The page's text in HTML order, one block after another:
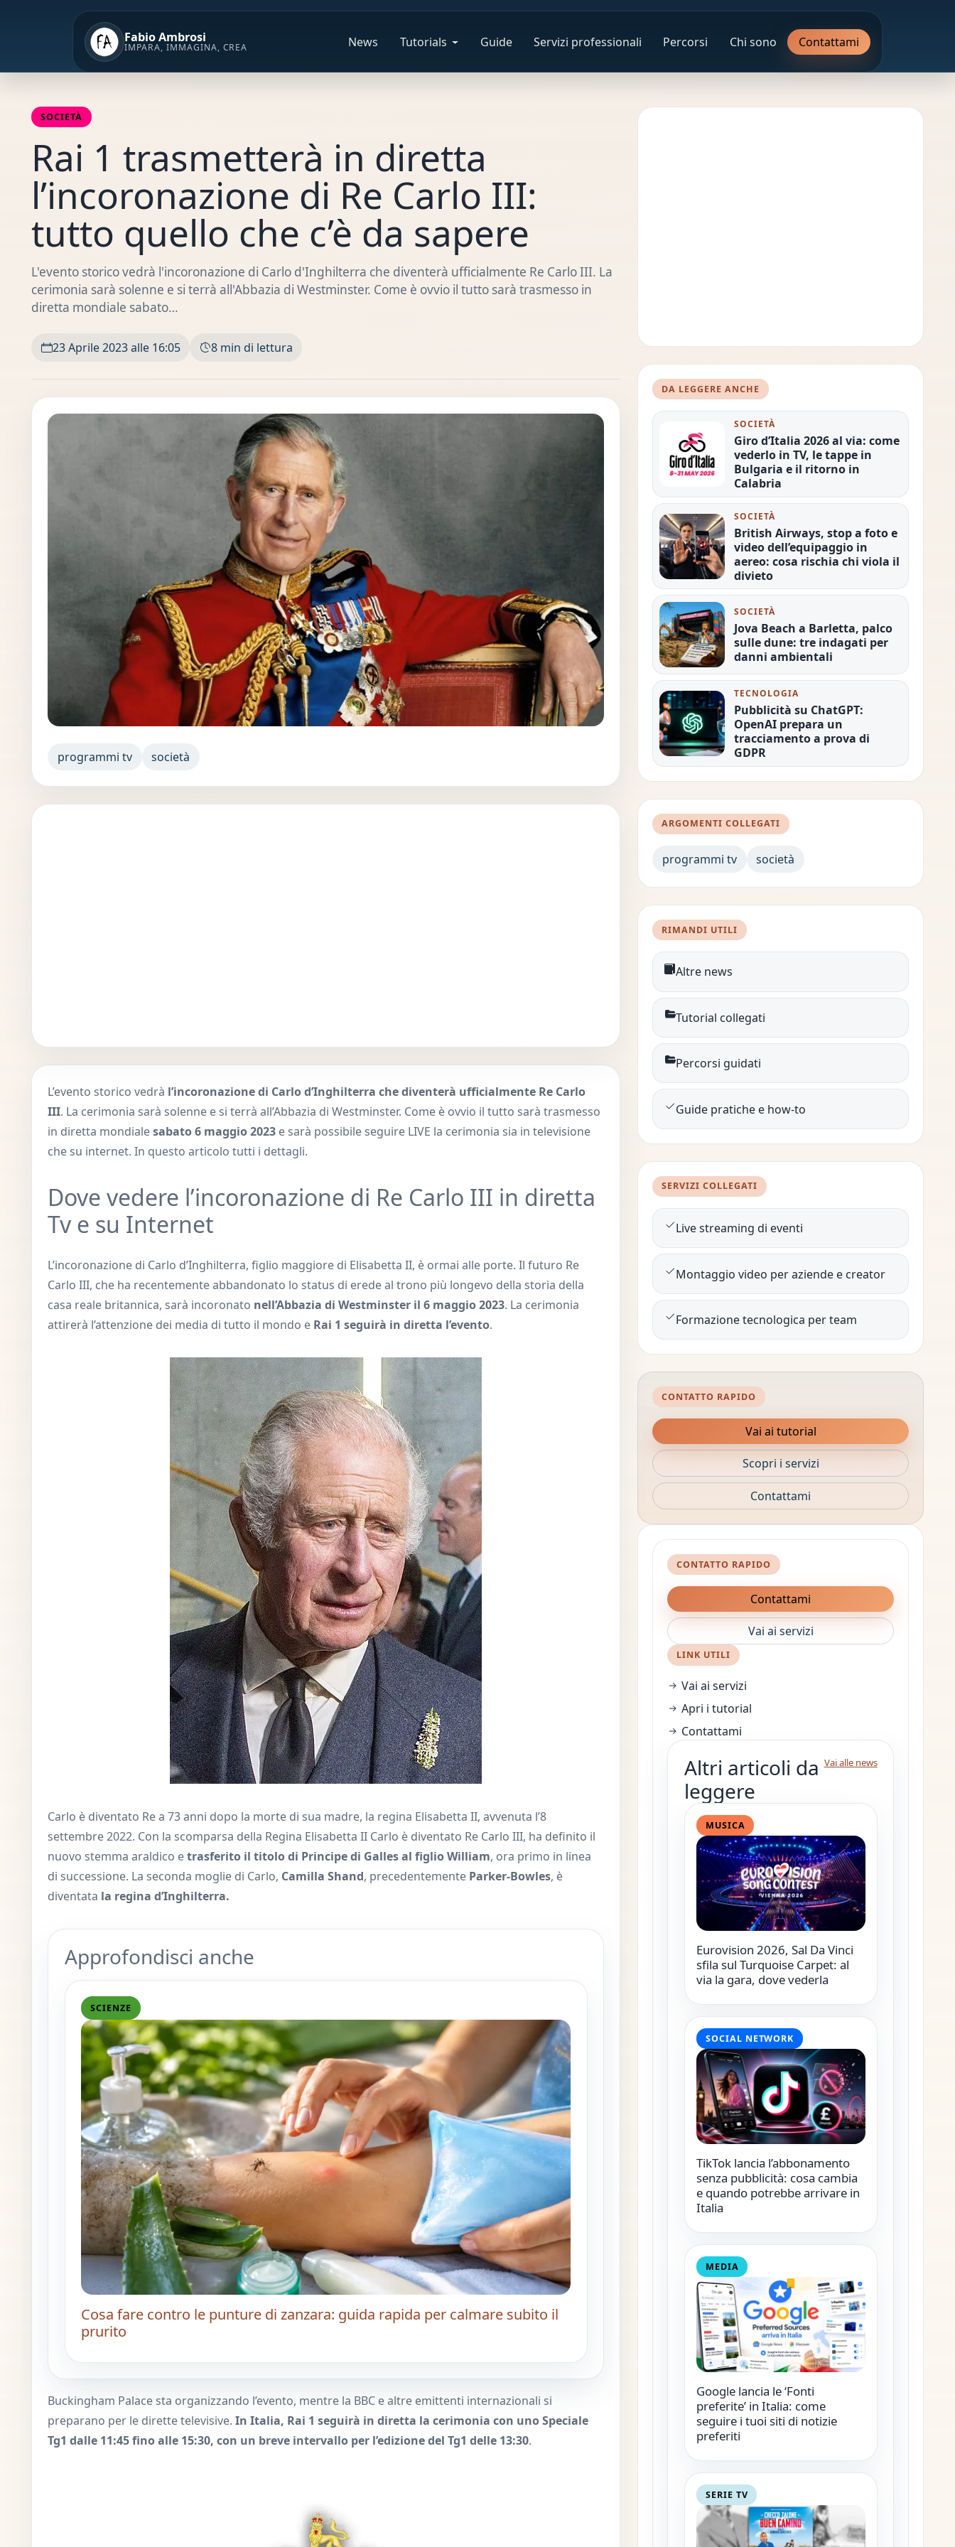
Fabio Ambrosi
IMPARA, IMMAGINA, CREA News Tutorials Guide Servizi professionali Percorsi Chi sono Contattami
SOCIETÀ
Rai 1 trasmetterà in diretta
l’incoronazione di Re Carlo III:
tutto quello che c’è da sapere
L'evento storico vedrà l'incoronazione di Carlo d'Inghilterra che diventerà ufficialmente Re Carlo III. La
cerimonia sarà solenne e si terrà all'Abbazia di Westminster. Come è ovvio il tutto sarà trasmesso in
diretta mondiale sabato…
23 Aprile 2023 alle 16:05 8 min di lettura
programmi tv società
L’evento storico vedrà l’incoronazione di Carlo d’Inghilterra che diventerà ufficialmente Re Carlo
III. La cerimonia sarà solenne e si terrà all’Abbazia di Westminster. Come è ovvio il tutto sarà trasmesso
in diretta mondialesabato 6 maggio 2023 e sarà possibile seguire LIVE la cerimonia sia in televisione
che su internet. In questo articolo tutti i dettagli.
Dove vedere l’incoronazione di Re Carlo III in diretta
Tv e su Internet
L’incoronazione di Carlo d’Inghilterra, figlio maggiore di Elisabetta II, è ormai alle porte. Il futuro Re
Carlo III, che ha recentemente abbandonato lo status di erede al trono più longevo della storia della
casa reale britannica, sarà incoronato nell’Abbazia di Westminster il 6 maggio 2023. La cerimonia
attirerà l’attenzione dei media di tutto il mondo e Rai 1 seguirà in diretta l’evento.
Carlo è diventato Re a 73 anni dopo la morte di sua madre, la regina Elisabetta II, avvenuta l’8
settembre 2022. Con la scomparsa della Regina Elisabetta II Carlo è diventato Re Carlo III, ha definito il
nuovo stemma araldico etrasferito il titolo di Principe di Galles al figlio William, ora primo in linea
di successione. La seconda moglie di Carlo, Camilla Shand, precedentemente Parker-Bowles, è
diventata la regina d’Inghilterra.
Approfondisci anche
SCIENZE
Cosa fare contro le punture di zanzara: guida rapida per calmare subito il
prurito
Buckingham Palace sta organizzando l’evento, mentre la BBC e altre emittenti internazionali si
preparano per le dirette televisive. In Italia, Rai 1 seguirà in diretta la cerimonia con uno Speciale
Tg1 dalle 11:45 fino alle 15:30, con un breve intervallo per l’edizione del Tg1 delle 13:30.
DA LEGGERE ANCHE
SOCIETÀ
Giro d’Italia 2026 al via: come
vederlo in TV, le tappe in
Bulgaria e il ritorno in
Calabria
SOCIETÀ
British Airways, stop a foto e
video dell’equipaggio in
aereo: cosa rischia chi viola il
divieto
SOCIETÀ
Jova Beach a Barletta, palco
sulle dune: tre indagati per
danni ambientali
TECNOLOGIA
Pubblicità su ChatGPT:
OpenAI prepara un
tracciamento a prova di
GDPR
ARGOMENTI COLLEGATI
programmi tv società
RIMANDI UTILI
Altre news
Tutorial collegati
Percorsi guidati
Guide pratiche e how-to
SERVIZI COLLEGATI
Live streaming di eventi
Montaggio video per aziende e creator
Formazione tecnologica per team
CONTATTO RAPIDO
Vai ai tutorial
Scopri i servizi
Contattami
CONTATTO RAPIDO
Contattami
Vai ai servizi
LINK UTILI
Vai ai servizi
Apri i tutorial
Contattami
Altri articoli da
leggere
Vai alle news
MUSICA
Eurovision 2026, Sal Da Vinci
sfila sul Turquoise Carpet: al
via la gara, dove vederla
SOCIAL NETWORK
TikTok lancia l’abbonamento
senza pubblicità: cosa cambia
e quando potrebbe arrivare in
Italia
MEDIA
Google lancia le ‘Fonti
preferite’ in Italia: come
seguire i tuoi siti di notizie
preferiti
SERIE TV